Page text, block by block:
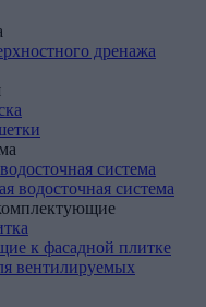
дренажа
система
водосточная система
к фасадной плитке
вентилируемых